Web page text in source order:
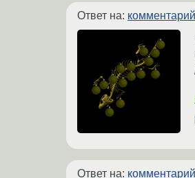
Ответ на: комментарий
Ответ на: комментарий